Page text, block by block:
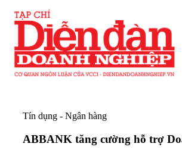
Tín dụng - Ngân hàng
ABBANK tăng cường hỗ trợ